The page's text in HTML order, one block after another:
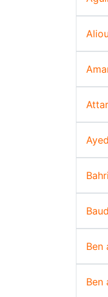
Ben
Ben